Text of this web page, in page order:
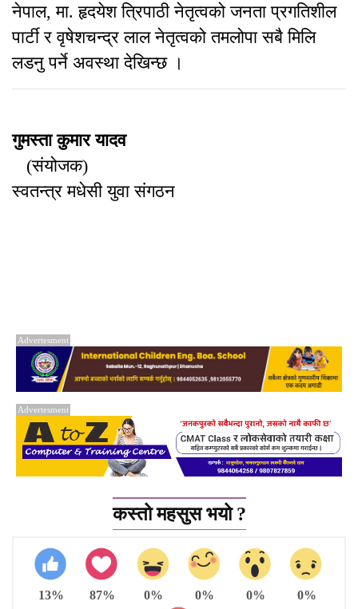
नेपाल, मा. हृदयेश त्रिपाठी नेतृत्वको जनता प्रगतिशील
पार्टी र वृषेशचन्द्र लाल नेतृत्वको तमलोपा सबै मिलि
लडनु पर्ने अवस्था देखिन्छ ।
गुमस्ता कुमार यादव
(संयोजक)
स्वतन्त्र मधेसी युवा संगठन
Advertesment
Advertesment
कस्तो महसुस भयो ?
13% 87% 0% 0% 0% 0%